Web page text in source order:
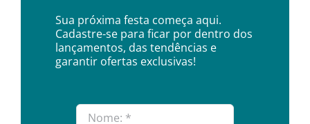
Sua próxima festa começa aqui.
Cadastre-se para ficar por dentro dos
lançamentos, das tendências e
garantir ofertas exclusivas!